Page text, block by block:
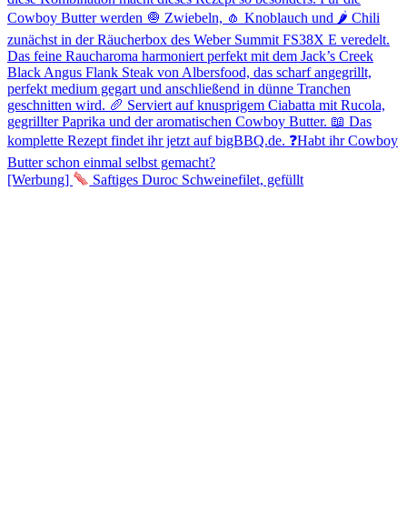
[Werbung] Saftiges Duroc Schweinefilet, gefüllt